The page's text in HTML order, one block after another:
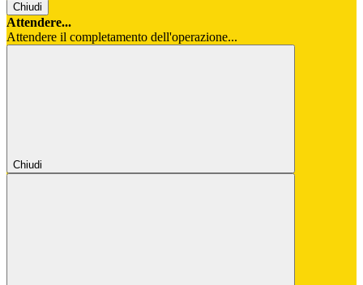
Chiudi
Attendere...
Attendere il completamento dell'operazione...
Chiudi